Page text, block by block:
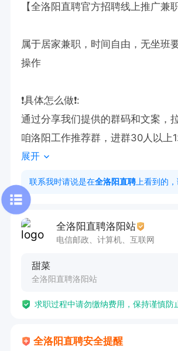
【全洛阳直聘官方招聘线上推广兼职
属于居家兼职，时间自由，无坐班
操作
❗具体怎么做❗:
通过分享我们提供的群码和文案，
咱洛阳工作推荐群，进群30人以上
0人以下按0.5元1个人结算，不论多
薪资上不封顶。
（工作推荐群里只发岗位推荐 非不
要求：
学生、自由职业者等都可以。
✅ 结算快：次结模式，随时结算，
✅ 官方保障：全洛阳直聘官方社群
展开
联系我时请说是在全洛阳直聘 上看到的，
全洛阳直聘洛阳站
电信邮政、计算机、互联网
甜菜
全洛阳直聘洛阳站
求职过程中请勿缴纳费用，保持谨慎防
全洛阳直聘安全提醒